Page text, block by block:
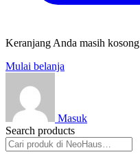
Keranjang Anda masih kosong
Mulai belanja
Masuk
Search products